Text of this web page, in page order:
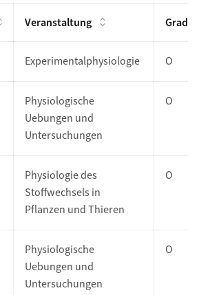
Veranstaltung Grad
Experimentalphysiologie O
Physiologische
Uebungen und
Untersuchungen
O
Physiologie des
Stoffwechsels in
Pflanzen und Thieren
O
Physiologische
Uebungen und
Untersuchungen
O